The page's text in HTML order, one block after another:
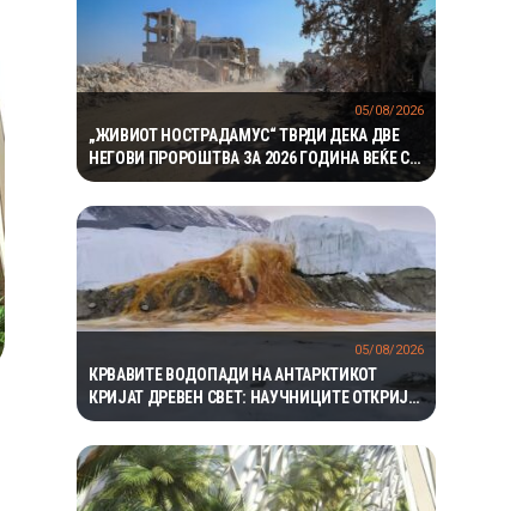
„ЖИВИОТ НОСТРАДАМУС“ ТВРДИ ДЕКА ДВЕ
НЕГОВИ ПРОРОШТВА ЗА 2026 ГОДИНА ВЕЌЕ СЕ
ОСТВАРИЛЕ – СЕГА ПРЕДУПРЕДУВА НА ТРЕТО
05/08/2026
КРВАВИТЕ ВОДОПАДИ НА АНТАРКТИКОТ
КРИЈАТ ДРЕВЕН СВЕТ: НАУЧНИЦИТЕ ОТКРИЈА
ЕКОСИСТЕМ ИЗОЛИРАН ПОВЕЌЕ ОД 1,5
МИЛИОНИ ГОДИНИ
05/08/2026